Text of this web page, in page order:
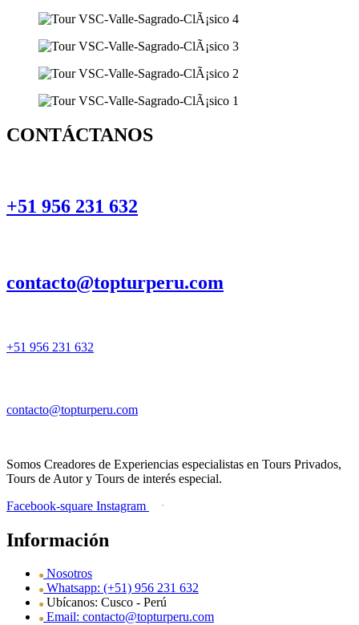
CONTÁCTANOS
+51 956 231 632
contacto@topturperu.com
+51 956 231 632
contacto@topturperu.com
Somos Creadores de Experiencias especialistas en Tours Privados,
Tours de Autor y Tours de interés especial.
Facebook-square Instagram
Información
Nosotros
Whatsapp: (+51) 956 231 632
Ubícanos: Cusco - Perú
Email: contacto@topturperu.com